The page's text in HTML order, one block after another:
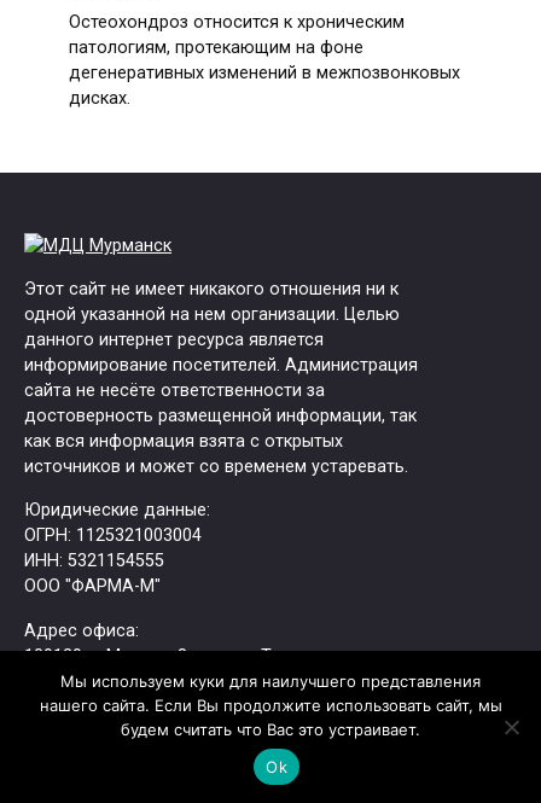
Остеохондроз относится к хроническим
патологиям, протекающим на фоне
дегенеративных изменений в межпозвонковых
дисках.
Этот сайт не имеет никакого отношения ни к
одной указанной на нем организации. Целью
данного интернет ресурса является
информирование посетителей. Администрация
сайта не несёте ответственности за
достоверность размещенной информации, так
как вся информация взята с открытых
источников и может со временем устаревать.
Юридические данные:
ОГРН: 1125321003004
ИНН: 5321154555
ООО "ФАРМА-М"
Адрес офиса:
109129, г. Москва, ​8-я улица Текстильщиков,
11с2, оф. 51
Tелефон: +7 (495) 414-30-89 доб. 51
Электронная почта: office@mdc51.ru
Мы используем куки для наилучшего представления
нашего сайта. Если Вы продолжите использовать сайт, мы
будем считать что Вас это устраивает.
Ok